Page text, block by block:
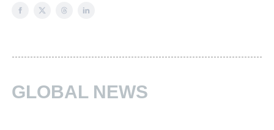
GLOBAL NEWS